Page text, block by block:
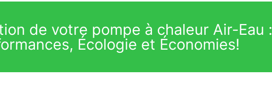
de votre pompe à chaleur Air-Eau :
Écologie et Économies!